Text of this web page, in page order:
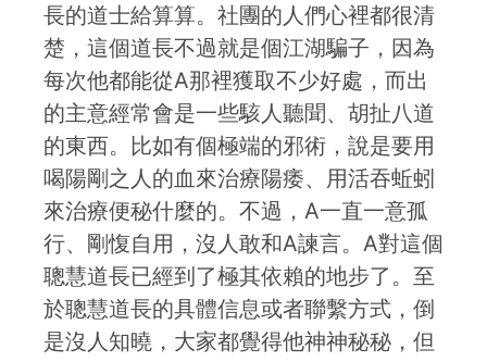
長的道士給算算。社團的人們心裡都很清
楚，這個道長不過就是個江湖騙子，因為
每次他都能從A那裡獲取不少好處，而出
的主意經常會是一些駭人聽聞、胡扯八道
的東西。比如有個極端的邪術，說是要用
喝陽剛之人的血來治療陽痿、用活吞蚯蚓
來治療便秘什麼的。不過，A一直一意孤
行、剛愎自用，沒人敢和A諫言。A對這個
聰慧道長已經到了極其依賴的地步了。至
於聰慧道長的具體信息或者聯繫方式，倒
是沒人知曉，大家都覺得他神神秘秘，但